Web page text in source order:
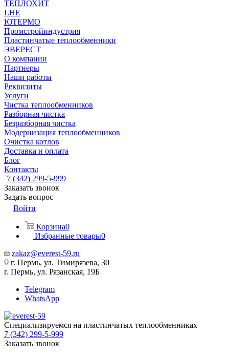
ТЕПЛОХИТ
LHE
ЮТЕРМО
Промстройиндустрия
Пластинчатые теплообменники
ЭВЕРЕСТ
О компании
Партнеры
Наши работы
Реквизиты
Услуги
Чистка теплообменников
Разборная чистка
Безразборная чистка
Модернизация теплообменников
Очистка котлов
Доставка и оплата
Блог
Контакты
7 (342) 299-5-999
Заказать звонок
Задать вопрос
Войти
Корзина0
Избранные товары0
zakaz@everest-59.ru
г. Пермь, ул. Тимирязева, 30
г. Пермь, ул. Рязанская, 19Б
Telegram
WhatsApp
Специализируемся на пластинчатых теплообменниках
7 (342) 299-5-999
Заказать звонок